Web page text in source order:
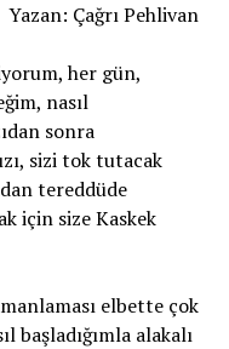
Yazan: Çağrı Pehlivan
her gün,
nasıl
sonra
sizi tok tutacak
tereddüde
için size Kaskek
elbette çok
başladığımla alakalı